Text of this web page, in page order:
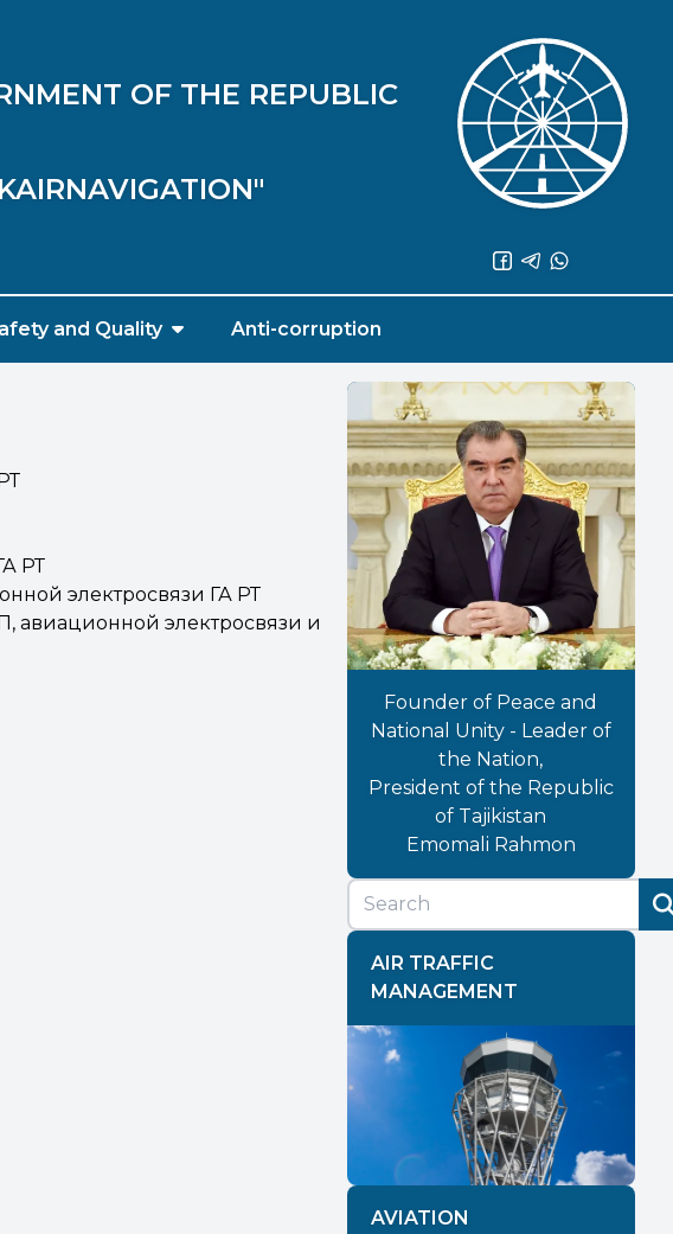
OF THE REPUBLIC
and Quality Anti-corruption
РТ
электросвязи ГА РТ
авиационной электросвязи и
Founder of Peace and
National Unity - Leader of
the Nation,
President of the Republic
of Tajikistan
Emomali Rahmon
AIR TRAFFIC
MANAGEMENT
AVIATION